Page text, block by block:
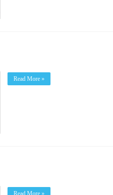
Read More »
Read More »